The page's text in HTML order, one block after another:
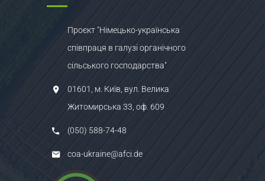
Проєкт "Німецько-українська
співпраця в галузі органічного
сільського господарства"
01601, м. Київ, вул. Велика
Житомирська 33, оф. 609
(050) 588-74-48
coa-ukraine@afci.de